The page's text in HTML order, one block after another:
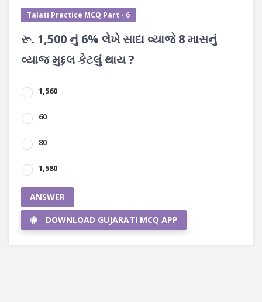
Talati Practice MCQ Part - 6
રૂ. 1,500 નું 6% લેખે સાદા વ્યાજે 8 માસનું
વ્યાજ મુદ્દલ કેટલું થાય ?
1,560
60
80
1,580
ANSWER
DOWNLOAD GUJARATI MCQ APP